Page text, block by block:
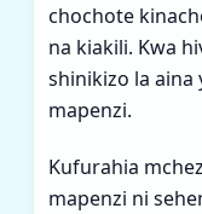
chochote
na kiakili. Kwa
shinikizo la aina
mapenzi.
Kufurahia
mapenzi ni